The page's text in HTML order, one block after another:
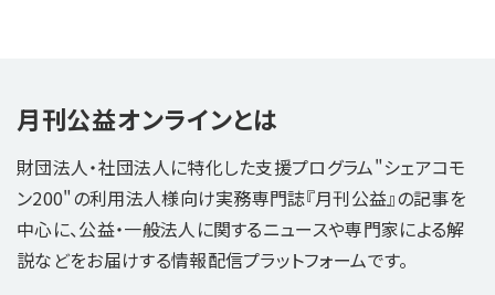
月刊公益オンラインとは
財団法人・社団法人に特化した支援プログラム"シェアコモ
ン200"の利用法人様向け実務専門誌『月刊公益』の記事を
中心に、公益・一般法人に関するニュースや専門家による解
説などをお届けする情報配信プラットフォームです。